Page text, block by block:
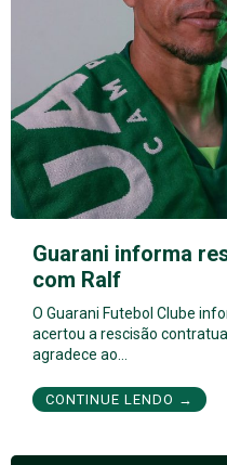
Guarani informa
com Ralf
O Guarani Futebol Clube
acertou a rescisão
agradece ao…
CONTINUE LENDO →